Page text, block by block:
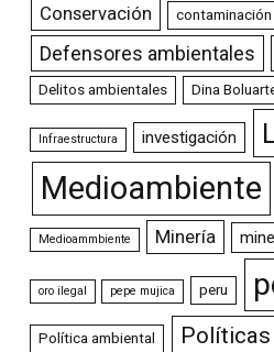
Conservación contaminación
Defensores ambientales
Delitos ambientales Dina
Infraestructura investigación
Medioambiente
Medioammbiente Minería
oro ilegal pepe mujica peru
Política ambiental